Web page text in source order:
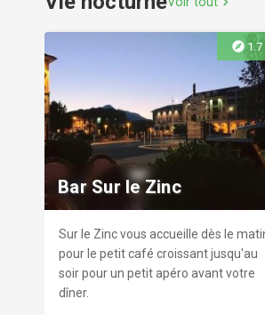
volée.
Sentier thématique n°1 :
Carnet de Marcel
Partez à la découverte du Carnet de
Marcel ! Ce sentier thématique
le patrimoine naturel et culturel de
Flaine par un concept itinérant,
et pédagogique.
explore1.7
Bar Sur le Zinc
Sur le Zinc vous accueille dès le
pour le petit café croissant jusqu'au
soir pour un petit apéro avant votre
dîner.